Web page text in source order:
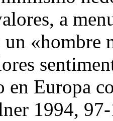
a
un «hombre
en Europa
1994,